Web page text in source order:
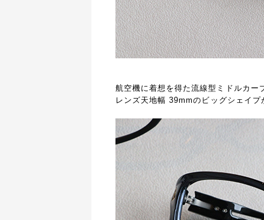
航空機に着想を得た流線型ミドルカー
レンズ天地幅 39mmのビッグシェイプ